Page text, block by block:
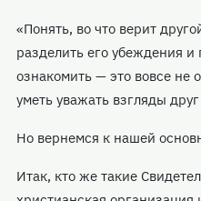
«Понять, во что верит
разделить его убеждения и
ознакомить — это вовсе не
уметь уважать взгляды
Но вернемся к нашей
Итак, кто же такие